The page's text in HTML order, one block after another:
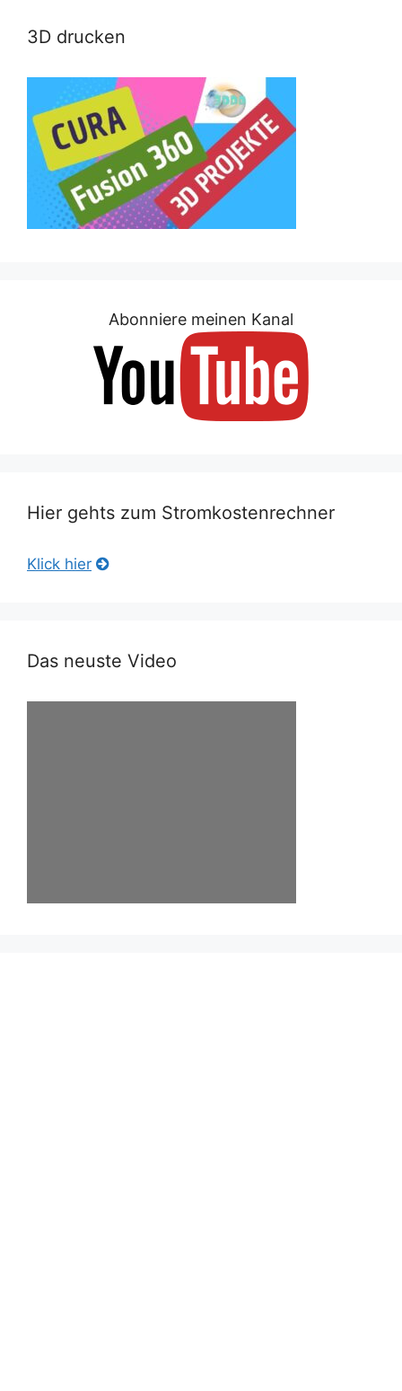
3D drucken
Abonniere meinen Kanal
Hier gehts zum Stromkostenrechner
Klick hier
Das neuste Video